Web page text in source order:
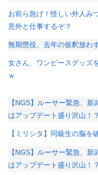
お前ら急げ！怪しい外人み
意外と仕事するぞ？
無期懲役、去年の仮釈放わ
女さん、ワンピースグッズ
ｗ
【NGS】ルーサー緊急、
はアップデート盛り沢山！
【ミリシタ】同級生の脳を
【NGS】ルーサー緊急、
はアップデート盛り沢山！